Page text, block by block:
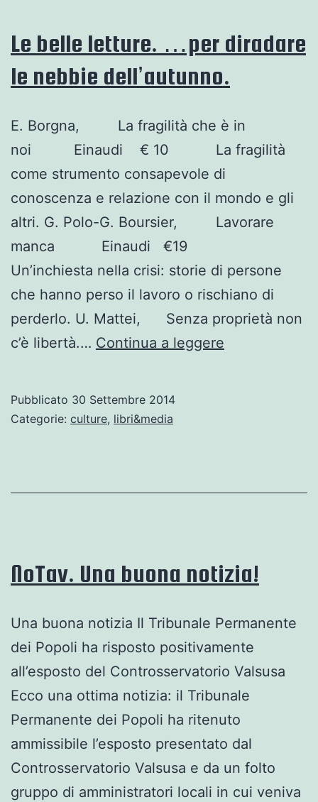
Le belle letture. …per diradare
le nebbie dell’autunno.
E. Borgna, La fragilità che è in
noi Einaudi € 10 La fragilità
come strumento consapevole di
conoscenza e relazione con il mondo e gli
altri. G. Polo-G. Boursier, Lavorare
manca Einaudi €19
Un’inchiesta nella crisi: storie di persone
che hanno perso il lavoro o rischiano di
perderlo. U. Mattei, Senza proprietà non
c’è libertà.… Continua a leggere
Pubblicato 30 Settembre 2014
Categorie: culture, libri&media
NoTav. Una buona notizia!
Una buona notizia Il Tribunale Permanente
dei Popoli ha risposto positivamente
all’esposto del Controsservatorio Valsusa
Ecco una ottima notizia: il Tribunale
Permanente dei Popoli ha ritenuto
ammissibile l’esposto presentato dal
Controsservatorio Valsusa e da un folto
gruppo di amministratori locali in cui veniva